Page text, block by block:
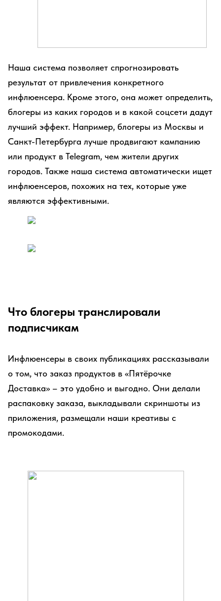
Наша система позволяет спрогнозировать
результат от привлечения конкретного
инфлюенсера. Кроме этого, она может определить,
блогеры из каких городов и в какой соцсети дадут
лучший эффект. Например, блогеры из Москвы и
Санкт-Петербурга лучше продвигают кампанию
или продукт в Telegram, чем жители других
городов. Также наша система автоматически ищет
инфлюенсеров, похожих на тех, которые уже
являются эффективными.
Что блогеры транслировали
подписчикам
Инфлюенсеры в своих публикациях рассказывали
о том, что заказ продуктов в «Пятёрочке
Доставка» – это удобно и выгодно. Они делали
распаковку заказа, выкладывали скриншоты из
приложения, размещали наши креативы с
промокодами.